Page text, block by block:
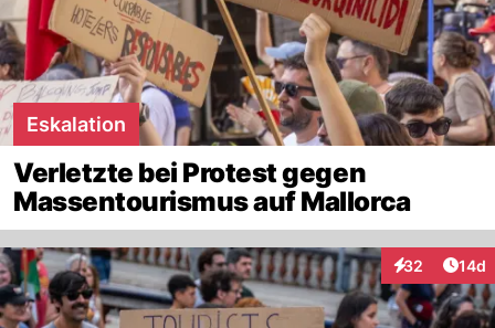
Eskalation
Verletzte bei Protest gegen
Massentourismus auf Mallorca
32
Interaktionen
14d